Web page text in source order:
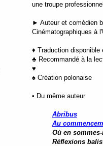
une troupe
► Auteur et comédien
Cinématographiques à
♦ Traduction
♣ Recommandé à la
♥
♠ Création polonaise
• Du même auteur
Abribus
Au
Où en
Réflexions